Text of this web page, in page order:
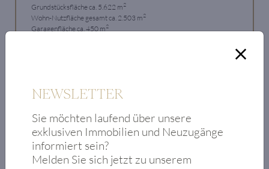
Grundstücksfläche ca. 5.622 m2
Wohn-Nutzfläche gesamt ca. 2.503 m2
Garagenfläche ca. 450 m2
Zum Objekt
NEWSLETTER
Sie möchten laufend über unsere
exklusiven Immobilien und Neuzugänge
informiert sein?
Melden Sie sich jetzt zu unserem